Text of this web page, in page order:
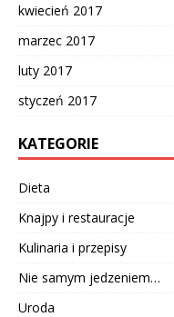
kwiecień 2017
marzec 2017
luty 2017
styczeń 2017
KATEGORIE
Dieta
Knajpy i restauracje
Kulinaria i przepisy
Nie samym jedzeniem…
Uroda